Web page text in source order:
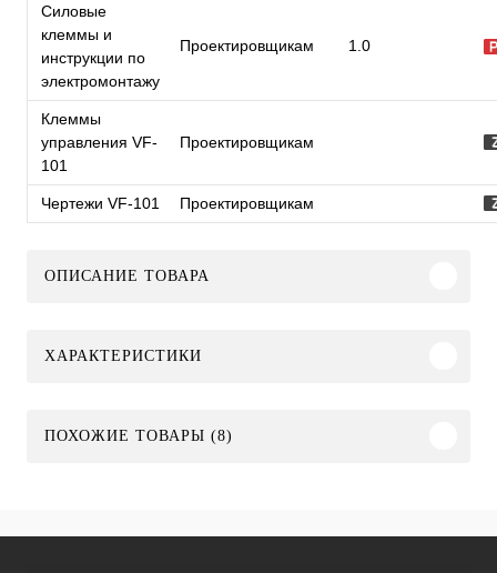
Силовые
клеммы и
инструкции по
электромонтажу
Проектировщикам 1.0
Клеммы
управления VF-
101
Проектировщикам
Чертежи VF-101 Проектировщикам
ОПИСАНИЕ ТОВАРА
ХАРАКТЕРИСТИКИ
ПОХОЖИЕ ТОВАРЫ (8)